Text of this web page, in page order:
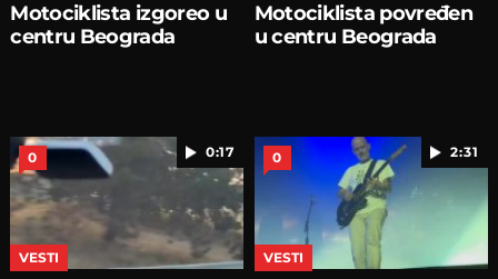
Motociklista izgoreo u
centru Beograda
Motociklista povređen
u centru Beograda
0:17
0
VESTI
2:31
0
VESTI